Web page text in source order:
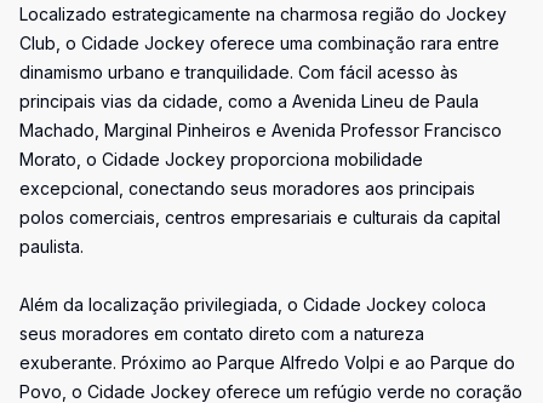
Localizado estrategicamente na charmosa região do Jockey
Club, o Cidade Jockey oferece uma combinação rara entre
dinamismo urbano e tranquilidade. Com fácil acesso às
principais vias da cidade, como a Avenida Lineu de Paula
Machado, Marginal Pinheiros e Avenida Professor Francisco
Morato, o Cidade Jockey proporciona mobilidade
excepcional, conectando seus moradores aos principais
polos comerciais, centros empresariais e culturais da capital
paulista.
Além da localização privilegiada, o Cidade Jockey coloca
seus moradores em contato direto com a natureza
exuberante. Próximo ao Parque Alfredo Volpi e ao Parque do
Povo, o Cidade Jockey oferece um refúgio verde no coração